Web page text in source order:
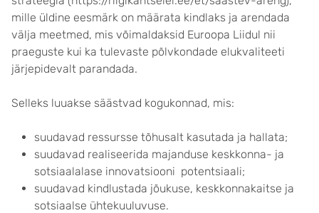
mille üldine eesmärk on määrata kindlaks ja arendada
välja meetmed, mis võimaldaksid Euroopa Liidul nii
praeguste kui ka tulevaste põlvkondade elukvaliteeti
järjepidevalt parandada.
Selleks luuakse säästvad kogukonnad, mis:
suudavad ressursse tõhusalt kasutada ja hallata;
suudavad realiseerida majanduse keskkonna- ja
sotsiaalalase innovatsiooni potentsiaali;
suudavad kindlustada jõukuse, keskkonnakaitse ja
sotsiaalse ühtekuuluvuse.